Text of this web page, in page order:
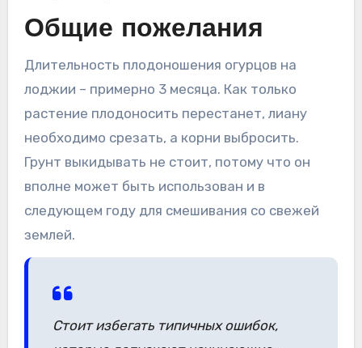
Общие пожелания
Длительность плодоношения огурцов на
лоджии – примерно 3 месяца. Как только
растение плодоносить перестанет, лиану
необходимо срезать, а корни выбросить.
Грунт выкидывать не стоит, потому что он
вполне может быть использован и в
следующем году для смешивания со свежей
землей.
Стоит избегать типичных ошибок,